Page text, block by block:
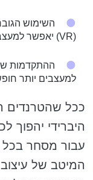
(VR) יאפשר למעצבים ליצור מחקרים סוחפות ומרתקות.
ההתקדמות של
למעצבים יותר
ככל שהטרנדים
היברידי יהפוך
עבור מסחר
המיטב של עיצוב